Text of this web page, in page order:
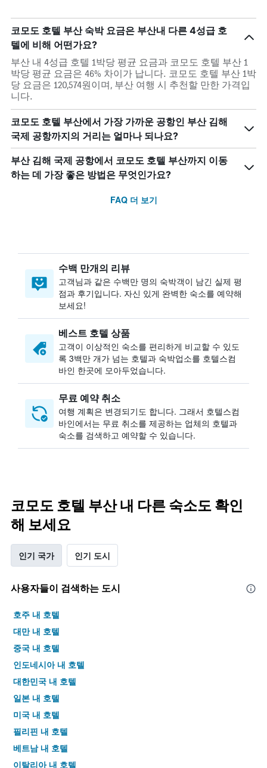
코모도 호텔 부산 숙박 요금은 부산내 다른 4성급 호
텔에 비해 어떤가요?
부산 내 4성급 호텔 1박당 평균 요금과 코모도 호텔 부산 1
박당 평균 요금은 46% 차이가 납니다. 코모도 호텔 부산 1박
당 요금은 120,574원이며, 부산 여행 시 추천할 만한 가격입
니다.
코모도 호텔 부산에서 가장 가까운 공항인 부산 김해
국제 공항까지의 거리는 얼마나 되나요?
부산 김해 국제 공항에서 코모도 호텔 부산까지 이동
하는 데 가장 좋은 방법은 무엇인가요?
FAQ 더 보기
수백 만개의 리뷰
고객님과 같은 수백만 명의 숙박객이 남긴 실제 평
점과 후기입니다. 자신 있게 완벽한 숙소를 예약해
보세요!
베스트 호텔 상품
고객이 이상적인 숙소를 편리하게 비교할 수 있도
록 3백만 개가 넘는 호텔과 숙박업소를 호텔스컴
바인 한곳에 모아두었습니다.
무료 예약 취소
여행 계획은 변경되기도 합니다. ​그래서 호텔스컴
바인에서는 무료 취소를 제공하는 업체의 호텔과
숙소를 검색하고 예약할 수 있습니다.
코모도 호텔 부산 내 다른 숙소도 확인
해 보세요
인기 국가 인기 도시
사용자들이 검색하는 도시
호주 내 호텔
대만 내 호텔
중국 내 호텔
인도네시아 내 호텔
대한민국 내 호텔
일본 내 호텔
미국 내 호텔
필리핀 내 호텔
베트남 내 호텔
이탈리아 내 호텔